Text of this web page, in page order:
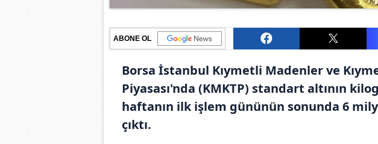
ABONE OL
Borsa İstanbul Kıymetli Madenler ve
Piyasası'nda (KMKTP) standart altının
haftanın ilk işlem gününün sonunda 6
çıktı.